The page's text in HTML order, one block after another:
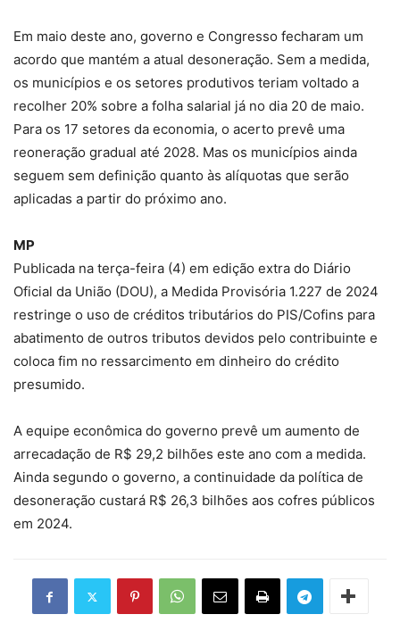
Em maio deste ano, governo e Congresso fecharam um
acordo que mantém a atual desoneração. Sem a medida,
os municípios e os setores produtivos teriam voltado a
recolher 20% sobre a folha salarial já no dia 20 de maio.
Para os 17 setores da economia, o acerto prevê uma
reoneração gradual até 2028. Mas os municípios ainda
seguem sem definição quanto às alíquotas que serão
aplicadas a partir do próximo ano.
MP
Publicada na terça-feira (4) em edição extra do Diário
Oficial da União (DOU), a Medida Provisória 1.227 de 2024
restringe o uso de créditos tributários do PIS/Cofins para
abatimento de outros tributos devidos pelo contribuinte e
coloca fim no ressarcimento em dinheiro do crédito
presumido.
A equipe econômica do governo prevê um aumento de
arrecadação de R$ 29,2 bilhões este ano com a medida.
Ainda segundo o governo, a continuidade da política de
desoneração custará R$ 26,3 bilhões aos cofres públicos
em 2024.